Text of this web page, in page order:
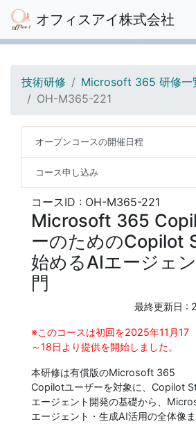
オフィスアイ株式会社
技術研修
Microsoft 365 研修一
OH-M365-221
オープンコースの開催日程
コース申し込み
コースID : OH-M365-221
Microsoft 365
ーのためのCopilot
始めるAIエージェ
門
最終更新日 :
※このコースは初回を2025年11月17
～18日より提供を開始しました。
本研修は有償版のMicrosoft 365
Copilotユーザーを対象に、Copilot
エージェント開発の基礎から、
エージェント・生成AI活用の全体像